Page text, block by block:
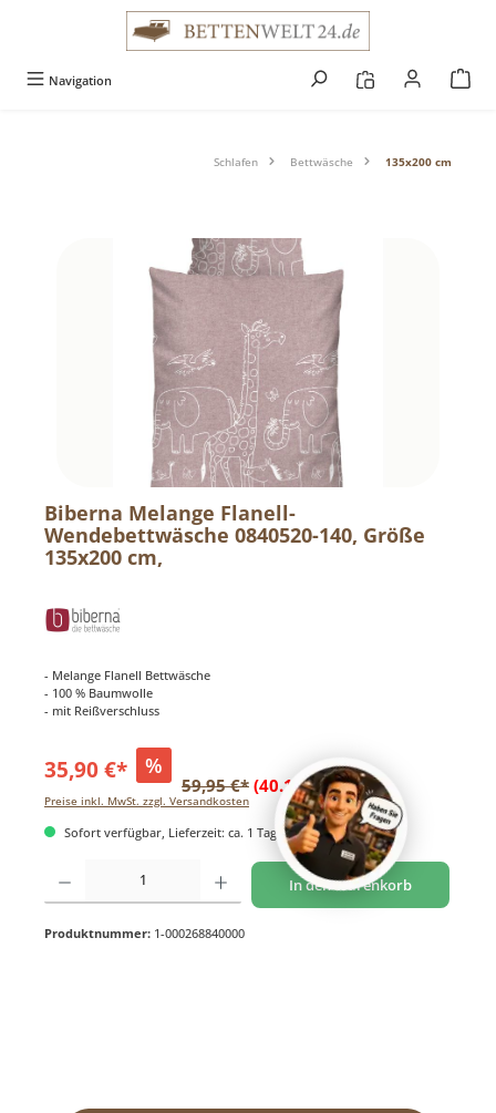
Navigation
Schlafen Bettwäsche 135x200 cm
Bildergalerie überspringen
Biberna Melange Flanell-
Wendebettwäsche 0840520-140, Größe
135x200 cm,
- Melange Flanell Bettwäsche
- 100 % Baumwolle
- mit Reißverschluss
35,90 €* %
59,95 €* (40.12% gespart)
Preise inkl. MwSt. zzgl. Versandkosten
Sofort verfügbar, Lieferzeit: ca. 1 Tag
Produkt Anzahl: Gib den gewünschten Wert ein oder benutze die Schaltflächen um
In den Warenkorb
Produktnummer: 1-000268840000